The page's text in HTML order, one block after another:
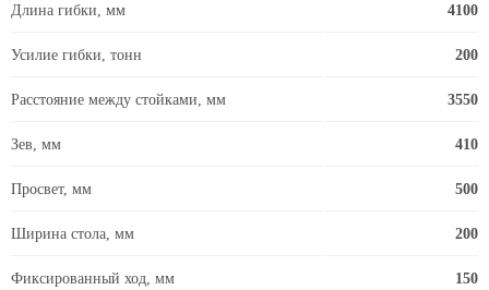
Длина гибки, мм 4100
Усилие гибки, тонн 200
Расстояние между стойками, мм 3550
Зев, мм 410
Просвет, мм 500
Ширина стола, мм 200
Фиксированный ход, мм 150